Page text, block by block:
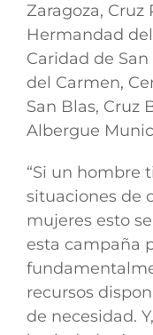
Zaragoza, Cruz
Hermandad
Caridad de
del Carmen,
San Blas, Cruz
Albergue
“Si un hombre
situaciones de
mujeres esto
esta campaña
recursos
de necesidad.